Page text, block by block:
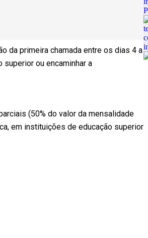
da primeira chamada entre os dias 4 a
ou encaminhar a
(50% do valor da mensalidade
em instituições de educação superior